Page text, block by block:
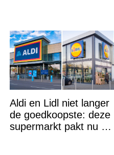
Aldi en Lidl niet langer
de goedkoopste: deze
supermarkt pakt nu de